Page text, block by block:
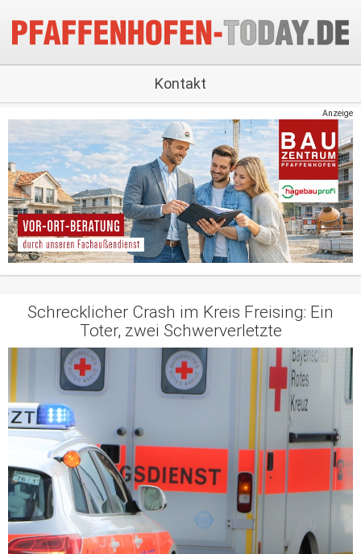
Kontakt
Anzeige
Schrecklicher Crash im Kreis Freising: Ein
Toter, zwei Schwerverletzte